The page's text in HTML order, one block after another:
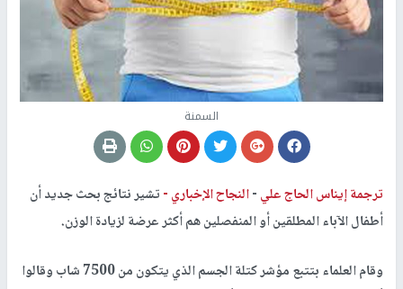
السمنة
ترجمة إيناس الحاج علي-النجاح الإخباري -تشير نتائج بحث جديد أن
أطفال الآباء المطلقين أو المنفصلين هم أكثر عرضة لزيادة الوزن.
وقام العلماء بتتبع مؤشر كتلة الجسم الذي يتكون من 7500 شاب وقالوا